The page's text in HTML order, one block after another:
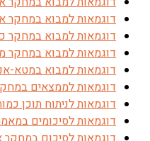
דוגמאות למבוא במחקר
דוגמאות למבוא במחקר
דוגמאות למבוא במחקר
דוגמאות למבוא במטא-
דוגמאות לממצאים
דוגמאות לניתוח תוכן
דוגמאות לסיכומים